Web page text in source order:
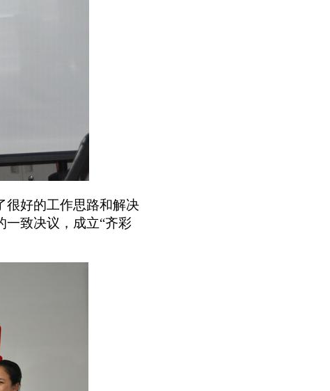
很好的工作思路和解决
一致决议，成立“齐彩